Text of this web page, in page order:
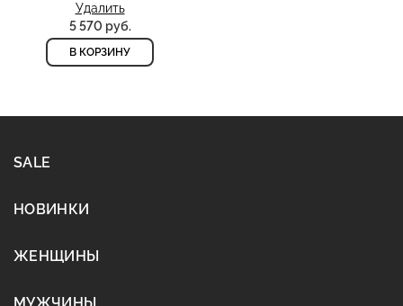
Удалить
5 570 руб.
В КОРЗИНУ
SALE
НОВИНКИ
ЖЕНЩИНЫ